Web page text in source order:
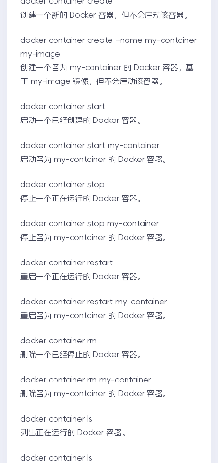
创建一个新的 Docker 容器，但不会启动该容器。
docker container create –name my-container
my-image
创建一个名为 my-container 的 Docker 容器，基
于 my-image 镜像，但不会启动该容器。
docker container start
启动一个已经创建的 Docker 容器。
docker container start my-container
启动名为 my-container 的 Docker 容器。
docker container stop
停止一个正在运行的 Docker 容器。
docker container stop my-container
停止名为 my-container 的 Docker 容器。
docker container restart
重启一个正在运行的 Docker 容器。
docker container restart my-container
重启名为 my-container 的 Docker 容器。
docker container rm
删除一个已经停止的 Docker 容器。
docker container rm my-container
删除名为 my-container 的 Docker 容器。
docker container ls
列出正在运行的 Docker 容器。
docker container ls